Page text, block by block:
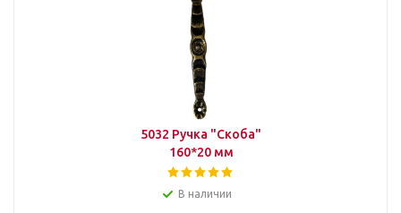
5032 Ручка "Скоба"
160*20 мм
В наличии